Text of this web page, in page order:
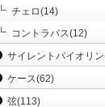
チェロ(14)
コントラバス(12)
サイレントバイオリ
ケース(62)
弦(113)